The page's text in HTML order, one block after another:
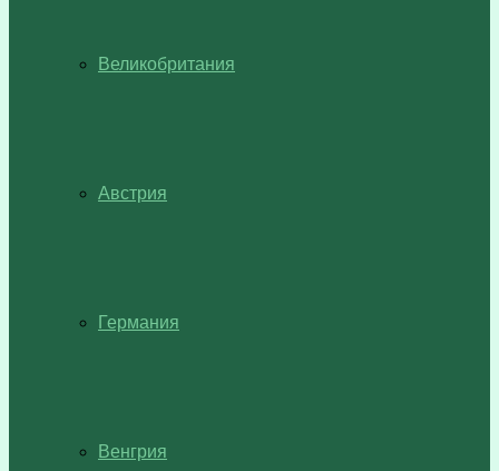
Великобритания
Австрия
Германия
Венгрия